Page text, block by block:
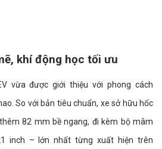
khí động học tối ưu
vừa được giới thiệu với phong cách
So với bản tiêu chuẩn, xe sở hữu hốc
82 mm bề ngang, đi kèm bộ mâm
inch – lớn nhất từng xuất hiện trên